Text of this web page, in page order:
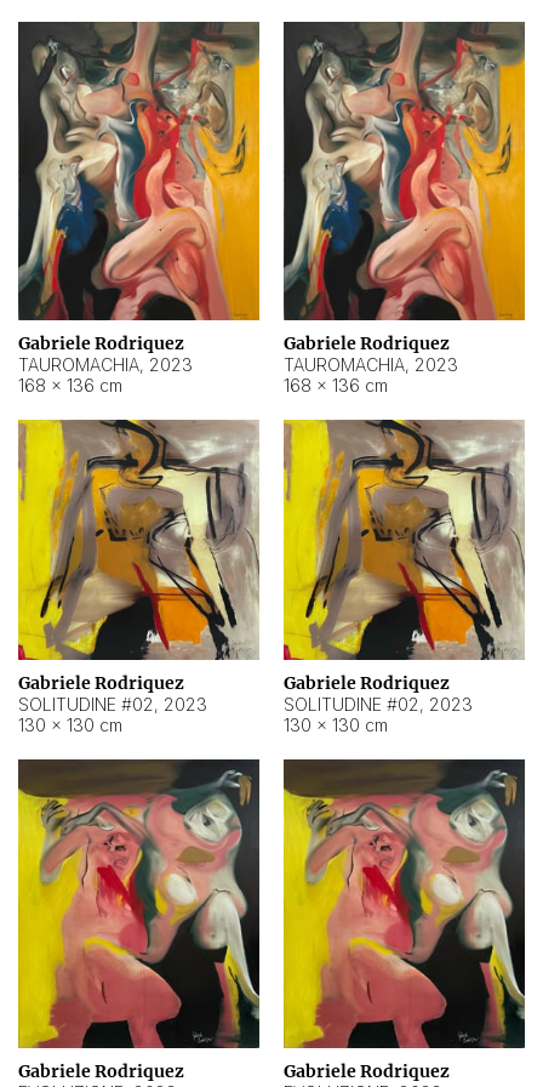
Gabriele Rodriquez
TAUROMACHIA, 2023
168 × 136 cm
Gabriele Rodriquez
TAUROMACHIA, 2023
168 × 136 cm
Gabriele Rodriquez
SOLITUDINE #02, 2023
130 × 130 cm
Gabriele Rodriquez
SOLITUDINE #02, 2023
130 × 130 cm
Gabriele Rodriquez Gabriele Rodriquez